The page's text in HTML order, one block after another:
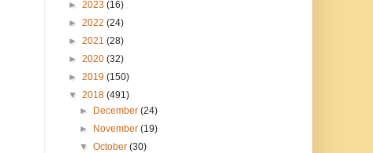
► 2023 (16)
► 2022 (24)
► 2021 (28)
► 2020 (32)
► 2019 (150)
▼ 2018 (491)
► December(24)
► November(19)
▼October(30)